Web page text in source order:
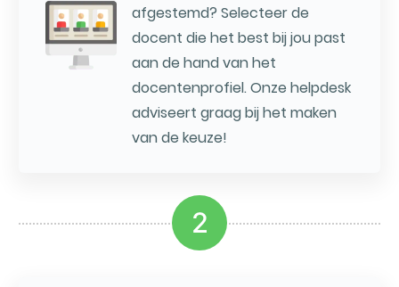
afgestemd? Selecteer de
docent die het best bij jou past
aan de hand van het
docentenprofiel. Onze helpdesk
adviseert graag bij het maken
van de keuze!
2